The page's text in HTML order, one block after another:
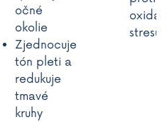
očné
okolie
Zjednocuje
tón pleti a
redukuje
tmavé
kruhy
stresu